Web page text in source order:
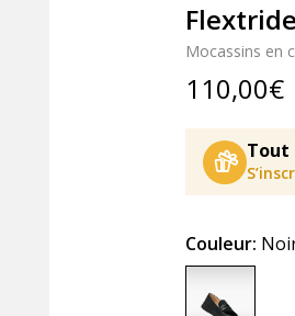
Mocassins en
110,00€
Tout
Couleur: